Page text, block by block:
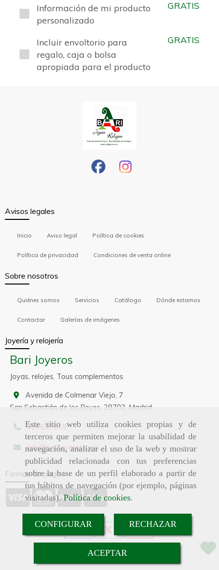
Este sitio web utiliza cookies propias y de
terceros que permiten mejorar la usabilidad de
navegación, analizar el uso de la web y mostrar
publicidad relacionada con tus preferencias
sobre la base de un perfil elaborado a partir de
tus hábitos de navegación (por ejemplo, páginas
visitadas).Política de cookies.
CONFIGURAR RECHAZAR
ACEPTAR
Información de mi producto
personalizado
GRATIS
Incluir envoltorio para
regalo, caja o bolsa
apropiada para el producto
GRATIS
Avisos legales
Inicio Aviso legal Política de cookies
Política de privacidad Condiciones de venta online
Sobre nosotros
Quiénes somos Servicios Catálogo Dónde estamos
Contactar Galerías de imágenes
Joyería y relojería
Bari Joyeros
Joyas, relojes, Tous complementos
Avenida de Colmenar Viejo, 7
San Sebastián de los Reyes, 28702, Madrid
916637819
info barijoyeros.com
Formas de pago